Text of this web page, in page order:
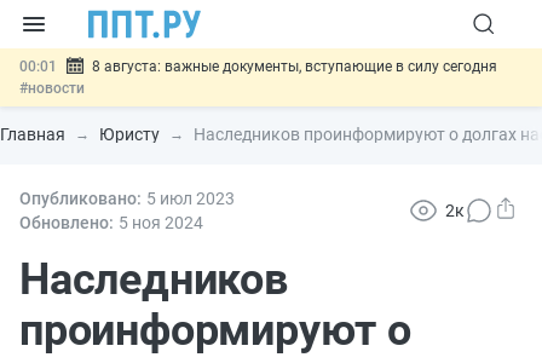
00:01
8 августа: важные документы, вступающие в силу сегодня
#новости
07.08 Подписан закон о блокировке продажи опасных товаров через
«Честный знак»#новости
07.08 Госпошлину за устранение ошибок в документах предлагают
отменить#новости
отношений
Главная Юристу Наследников проинформируют о долгах
Опубликовано: 5 июл 2023
Обновлено: 5 ноя 2024
2к
Наследников
проинформируют о